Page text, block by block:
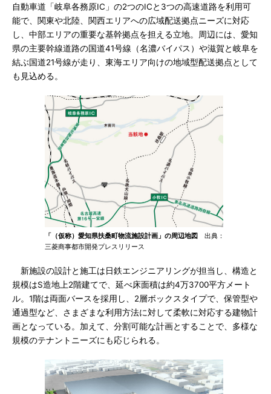
自動車道「岐阜各務原IC」の2つのICと3つの高速道路を利用可
能で、関東や北陸、関西エリアへの広域配送拠点ニーズに対応
し、中部エリアの重要な基幹拠点を担える立地。周辺には、愛知
県の主要幹線道路の国道41号線（名濃バイパス）や滋賀と岐阜を
結ぶ国道21号線が走り、東海エリア向けの地域型配送拠点として
も見込める。
「（仮称）愛知県扶桑町物流施設計画」の周辺地図
出典：
三菱商事都市開発プレスリリース
新施設の設計と施工は日鉄エンジニアリングが担当し、構造と
規模はS造地上2階建てで、延べ床面積は約4万3700平方メート
ル。1階は両面バースを採用し、2層ボックスタイプで、保管型や
通過型など、さまざまな利用方法に対して柔軟に対応する建物計
画となっている。加えて、分割可能な計画とすることで、多様な
規模のテナントニーズにも応じられる。